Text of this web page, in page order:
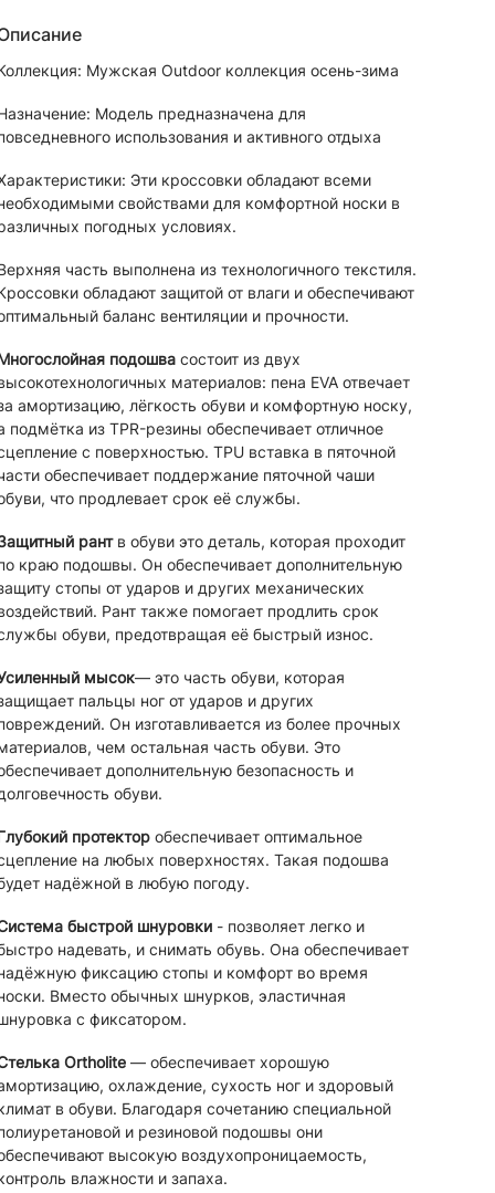
Мужская Outdoor коллекция осень-зима
Модель предназначена для
использования и активного отдыха
Эти кроссовки обладают всеми
свойствами для комфортной носки в
погодных условиях.
часть выполнена из технологичного текстиля.
обладают защитой от влаги и обеспечивают
баланс вентиляции и прочности.
подошвасостоит из двух
материалов: пена EVA отвечает
амортизацию, лёгкость обуви и комфортную носку,
подмётка из TPR-резины обеспечивает отличное
с поверхностью. TPU вставка в пяточной
обеспечивает поддержание пяточной чаши
что продлевает срок её службы.
рантв обуви это деталь, которая проходит
краю подошвы. Он обеспечивает дополнительную
стопы от ударов и других механических
Рант также помогает продлить срок
обуви, предотвращая её быстрый износ.
мысок— это часть обуви, которая
пальцы ног от ударов и других
Он изготавливается из более прочных
чем остальная часть обуви. Это
дополнительную безопасность и
обуви.
протекторобеспечивает оптимальное
на любых поверхностях. Такая подошва
надёжной в любую погоду.
быстрой шнуровки- позволяет легко и
надевать, и снимать обувь. Она обеспечивает
фиксацию стопы и комфорт во время
Вместо обычных шнурков, эластичная
с фиксатором.
Ortholite— обеспечивает хорошую
охлаждение, сухость ног и здоровый
в обуви. Благодаря сочетанию специальной
и резиновой подошвы они
высокую воздухопроницаемость,
влажности и запаха.